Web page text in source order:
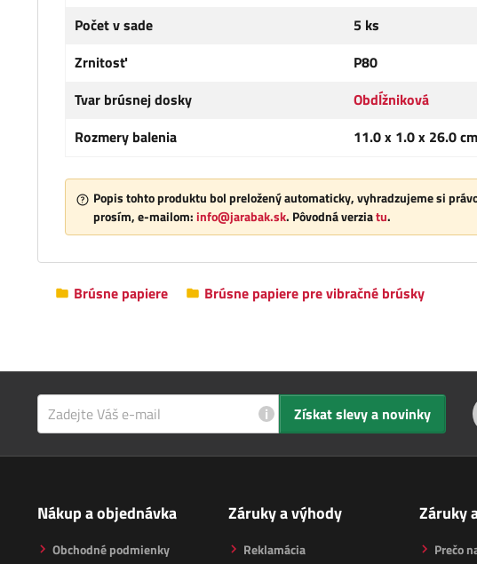
Počet v sade
5 ks
Zrnitosť
P80
Tvar brúsnej dosky
Obdĺžniková
Rozmery balenia
11.0 x 1.0 x 26.0 cm
Popis tohto produktu bol preložený automaticky, vyhradzujeme si
prosím, e-mailom:info@jarabak.sk. Pôvodná verziatu.
Brúsne papiere Brúsne papiere pre vibračné brúsky
i Získat slevy a novinky
Nákup a objednávka
Obchodné podmienky
Záruky a výhody
Reklamácia
Záruky
Prečo